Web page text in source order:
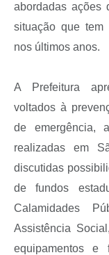
abordadas ações
situação que tem
nos últimos anos.
A Prefeitura
voltados à
de emergência,
realizadas em
discutidas
de fundos
Calamidades
Assistência
equipamentos e